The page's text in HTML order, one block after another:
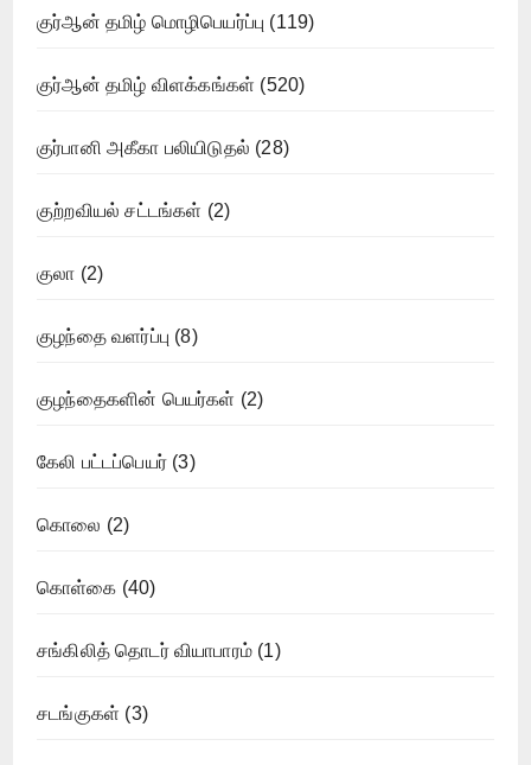
குர்ஆன் தமிழ் மொழிபெயர்ப்பு (119)
குர்ஆன் தமிழ் விளக்கங்கள் (520)
குர்பானி அகீகா பலியிடுதல் (28)
குற்றவியல் சட்டங்கள் (2)
குலா (2)
குழந்தை வளர்ப்பு (8)
குழந்தைகளின் பெயர்கள் (2)
கேலி பட்டப்பெயர் (3)
கொலை (2)
கொள்கை (40)
சங்கிலித் தொடர் வியாபாரம் (1)
சடங்குகள் (3)